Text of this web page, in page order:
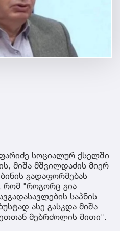
სოციალურ ქსელში
მიშა მშვილდაძის მიერ
გადაფორმებას
რომ "როგორც გია
საპნის
ასე გასკდა მიშა
მებრძოლის მითი".